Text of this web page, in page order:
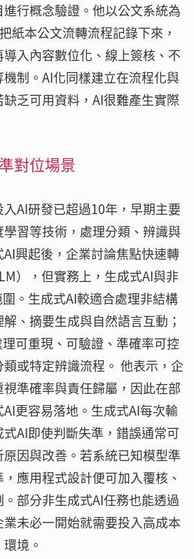
行概念驗證。他以公文系統為
紙本公文流轉流程記錄下來，
入內容數位化、線上簽核、不
制。AI化同樣建立在流程化與
乏可用資料，AI很難產生實際
對位場景
AI研發已超過10年，早期主要
習等技術，處理分類、辨識與
興起後，企業討論焦點快速轉
），但實務上，生成式AI與非
。生成式AI較適合處理非結構
、摘要生成與自然語言互動；
可重現、可驗證、準確率可控
或特定辨識流程。 他表示，企
準確率與責任歸屬，因此在部
更容易落地。生成式AI每次輸
AI即使判斷失準，錯誤通常可
因與改善。若系統已知模型準
應用程式設計便可加入覆核、
部分非生成式AI任務也能透過
未必一開始就需要投入高成本
境。